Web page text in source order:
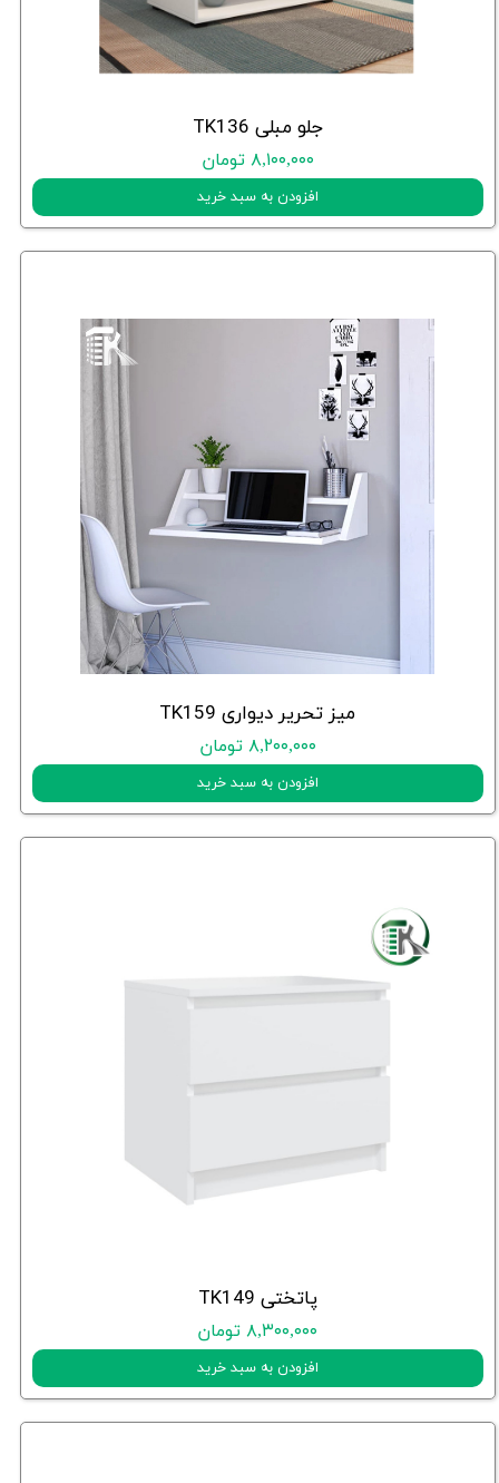
جلو مبلی TK136
۸,۱۰۰,۰۰۰ تومان
افزودن به سبد خرید
میز تحریر دیواری TK159
۸,۲۰۰,۰۰۰ تومان
افزودن به سبد خرید
پاتختی TK149
۸,۳۰۰,۰۰۰ تومان
افزودن به سبد خرید